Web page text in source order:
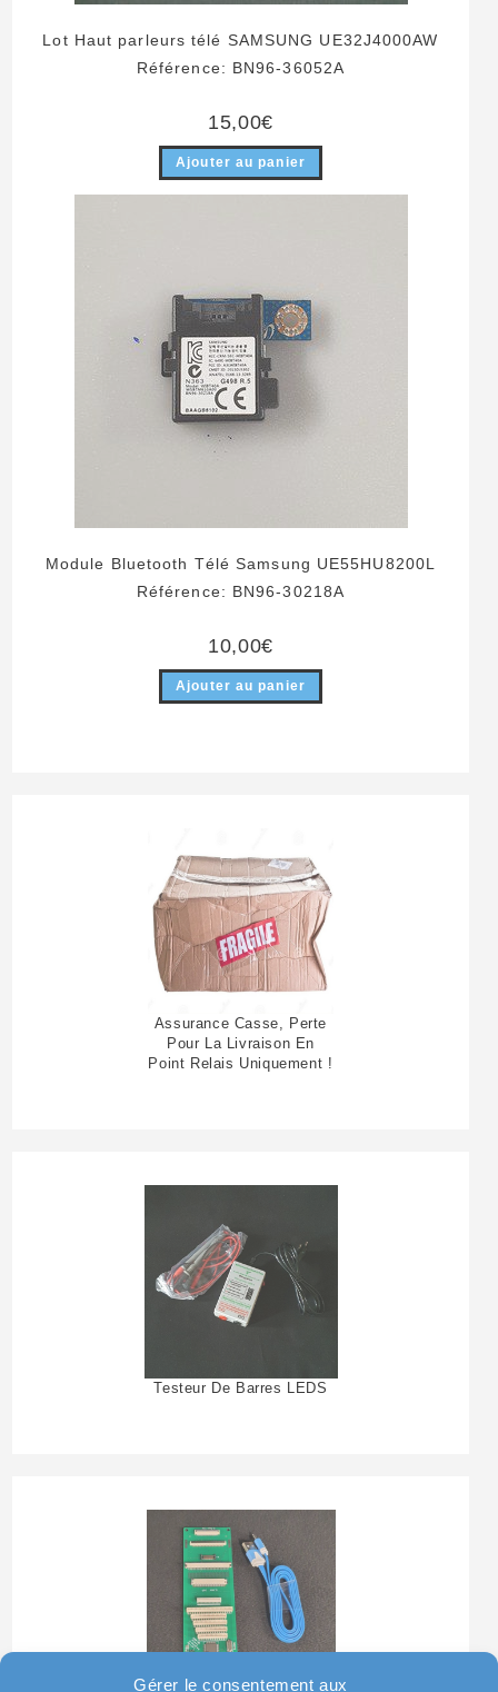
Gérer le consentement aux
Lot Haut parleurs télé SAMSUNG UE32J4000AW
Référence: BN96-36052A
15,00€
Ajouter au panier
Module Bluetooth Télé Samsung UE55HU8200L
Référence: BN96-30218A
10,00€
Ajouter au panier
Assurance Casse, Perte
Pour La Livraison En
Point Relais Uniquement !
Testeur De Barres LEDS